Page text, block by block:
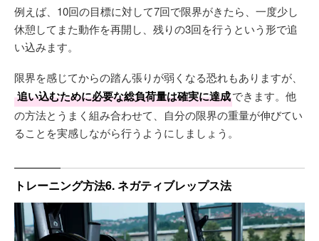
例えば、10回の目標に対して7回で限界がきたら、一度少し
休憩してまた動作を再開し、残りの3回を行うという形で追
い込みます。
限界を感じてからの踏ん張りが弱くなる恐れもありますが、
追い込むために必要な総負荷量は確実に達成できます。他
の方法とうまく組み合わせて、自分の限界の重量が伸びてい
ることを実感しながら行うようにしましょう。
トレーニング方法6. ネガティブレップス法